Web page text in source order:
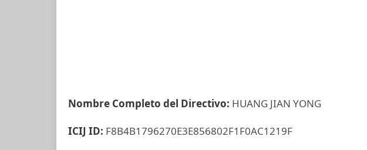
Nombre Completo del Directivo: HUANG JIAN YONG
ICIJ ID: F8B4B1796270E3E856802F1F0AC1219F